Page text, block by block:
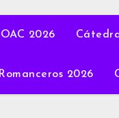
2026
Romanceros 2026